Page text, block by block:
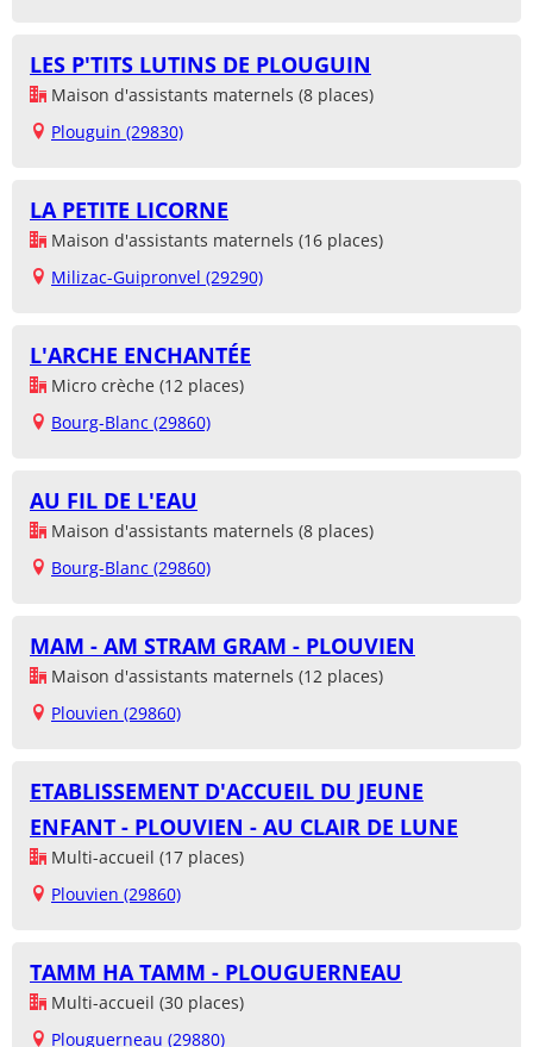
LES P'TITS LUTINS DE PLOUGUIN
Maison d'assistants maternels (8 places)
Plouguin (29830)
LA PETITE LICORNE
Maison d'assistants maternels (16 places)
Milizac-Guipronvel (29290)
L'ARCHE ENCHANTÉE
Micro crèche (12 places)
Bourg-Blanc (29860)
AU FIL DE L'EAU
Maison d'assistants maternels (8 places)
Bourg-Blanc (29860)
MAM - AM STRAM GRAM - PLOUVIEN
Maison d'assistants maternels (12 places)
Plouvien (29860)
ETABLISSEMENT D'ACCUEIL DU JEUNE
ENFANT - PLOUVIEN - AU CLAIR DE LUNE
Multi-accueil (17 places)
Plouvien (29860)
TAMM HA TAMM - PLOUGUERNEAU
Multi-accueil (30 places)
Plouguerneau (29880)